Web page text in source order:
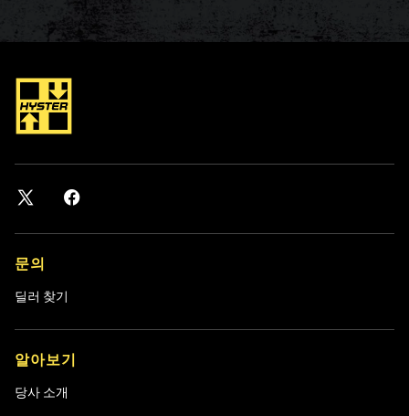
문의
딜러 찾기
알아보기
당사 소개